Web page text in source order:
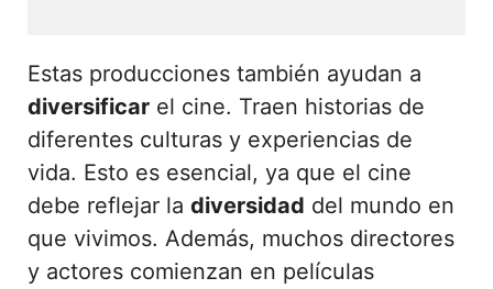
Estas producciones también ayudan a
diversificar el cine. Traen historias de
diferentes culturas y experiencias de
vida. Esto es esencial, ya que el cine
debe reflejar la diversidad del mundo en
que vivimos. Además, muchos directores
y actores comienzan en películas